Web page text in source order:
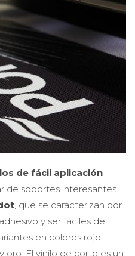
de fácil aplicación
de soportes interesantes.
, que se caracterizan por
y ser fáciles de
en colores rojo,
oro. El vinilo de corte es un